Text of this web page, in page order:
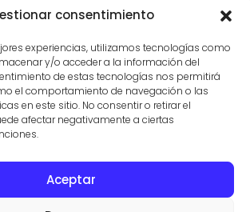
consentimiento
experiencias, utilizamos tecnologías como
y/o acceder a la información del
de estas tecnologías nos permitirá
el comportamiento de navegación o las
en este sitio. No consentir o retirar el
afectar negativamente a ciertas
Aceptar
accesible, [...]
… 26 Siguiente